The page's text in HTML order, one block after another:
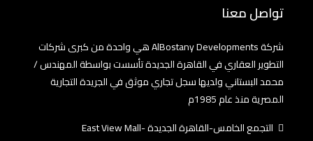
تواصل معنا
شركة AlBostany Developments هي واحدة من كبرى شركات
التطوير العقاري في القاهرة الجديدة تأسست بواسطة المهندس /
محمد البستاني ولديها سجل تجاري موثق في الجريدة التجارية
المصرية منذ عام 1985م
التجمع الخامس-القاهرة الجديدة -East View Mall